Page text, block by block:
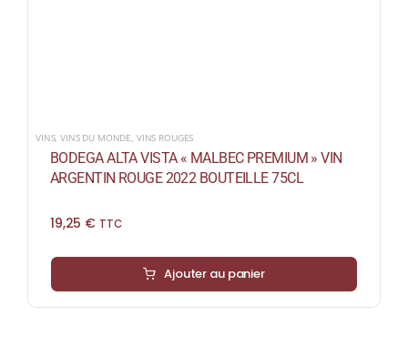
VINS,VINS DU MONDE VINS ROUGES
BODEGA ALTA VISTA « MALBEC PREMIUM » VIN
ARGENTIN ROUGE 2022 BOUTEILLE 75CL
19,25 € TTC
Ajouter au panier